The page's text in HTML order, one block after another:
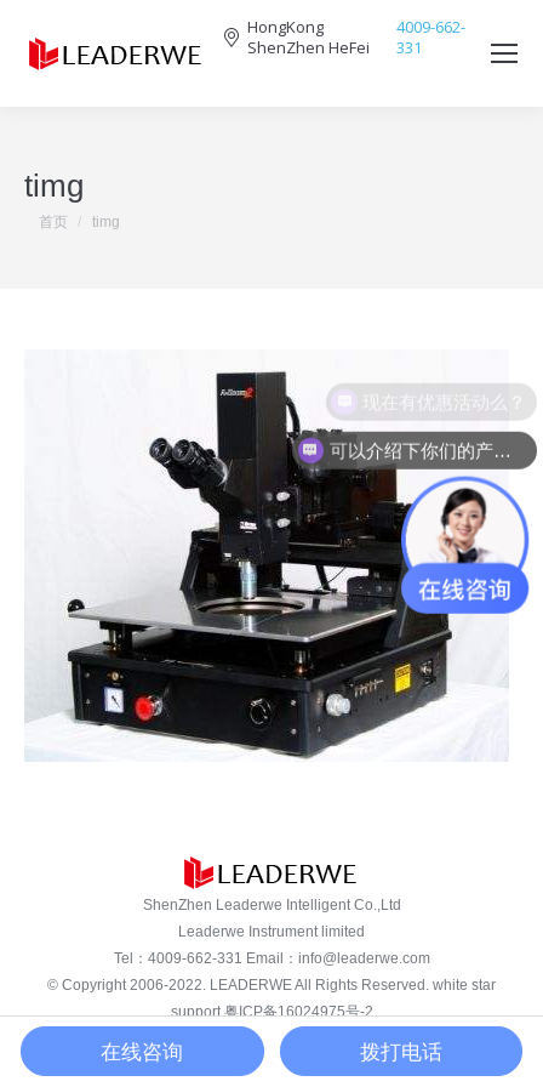
HongKong
ShenZhen HeFei
4009-662-
331
timg
您在这里：
首页 timg
ShenZhen Leaderwe Intelligent Co.,Ltd
Leaderwe Instrument limited
Tel： 4009-662-331 Email： info@leaderwe.com
© Copyright 2006-2022. LEADERWEAll Rights Reserved. white star
support粤ICP备16024975号-2
可以介绍下你们的产品么？
现在有优惠活动么？
在线咨询 拨打电话